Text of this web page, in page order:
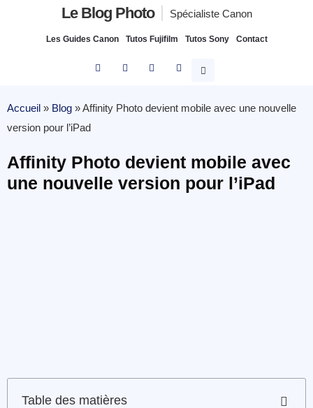
Le Blog Photo Spécialiste Canon
Les Guides Canon Tutos Fujifilm Tutos Sony Contact
Accueil » Blog »Affinity Photo devient mobile avec une nouvelle
version pour l’iPad
Affinity Photo devient mobile avec
une nouvelle version pour l’iPad
Table des matières